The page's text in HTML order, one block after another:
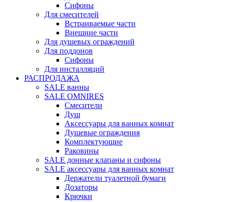
Сифоны
Для смесителей
Встраиваемые части
Внешние части
Для душевых ограждений
Для поддонов
Сифоны
Для инсталляций
РАСПРОДАЖА
SALE ванны
SALE OMNIRES
Смесители
Душ
Аксессуары для ванных комнат
Душевые ограждения
Комплектующие
Раковины
SALE донные клапаны и сифоны
SALE аксессуары для ванных комнат
Держатели туалетной бумаги
Дозаторы
Крючки